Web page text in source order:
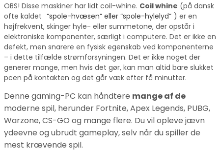
OBS! Disse maskiner har lidt coil-whine. Coil whine (på dansk
ofte kaldet “spole-hvæsen” eller “spole-hylelyd” ) er en
højfrekvent, skinger hyle- eller summetone, der opstår i
elektroniske komponenter, særligt i computere. Det er ikke en
defekt, men snarere en fysisk egenskab ved komponenterne
– i dette tilfælde strømforsyningen. Det er ikke noget der
generer mange, men hvis det gør, kan man altid bare slukket
pcen på kontakten og det går væk efter få minutter.
Denne gaming-PC kan håndtere mange af de
moderne spil, herunder Fortnite, Apex Legends, PUBG,
Warzone, CS-GO og mange flere. Du vil opleve jævn
ydeevne og ubrudt gameplay, selv når du spiller de
mest krævende spil.